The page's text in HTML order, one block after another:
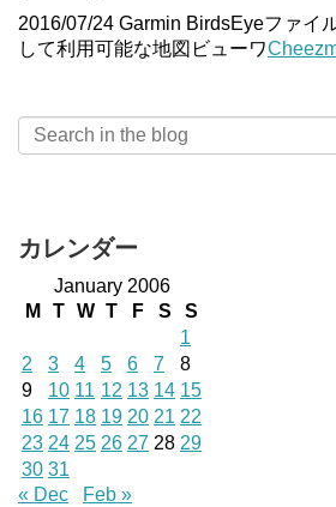
2016/07/24 Garmin BirdsEyeファイ
して利用可能な地図ビューワ
カレンダー
January 2006
M
T W T F S
S
1
2
3 4 5 6 7
8
9
10 11 12 13 14 15
16 17 18 19 20 21 22
23 24 25 26 27 28 29
30 31
« Dec
Feb »